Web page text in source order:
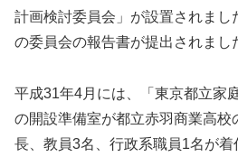
計画検討委員会」が設置されまし
の委員会の報告書が提出されまし
平成31年4月には、「東京都立家
の開設準備室が都立赤羽商業高校
長、教員3名、行政系職員1名が着